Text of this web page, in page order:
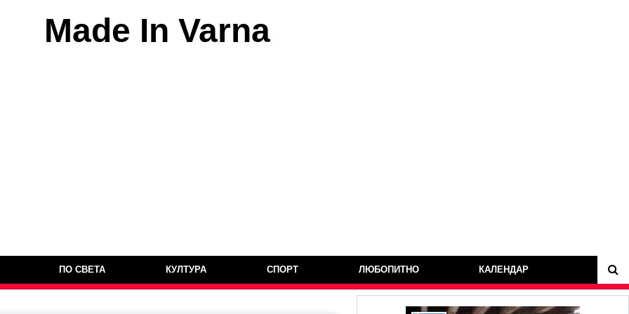
Made In Varna
ПО СВЕТА КУЛТУРА СПОРТ ЛЮБОПИТНО КАЛЕНДАР